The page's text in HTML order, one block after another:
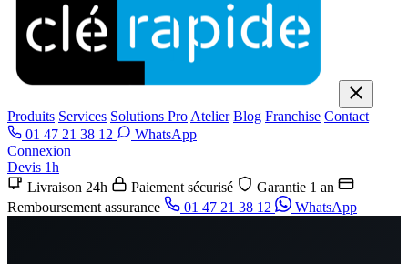
Produits Services Solutions Pro Atelier Blog Franchise Contact
01 47 21 38 12
WhatsApp
Connexion
Devis 1h
Livraison 24h
Paiement sécurisé
Garantie 1 an
Remboursement assurance
01 47 21 38 12 WhatsApp